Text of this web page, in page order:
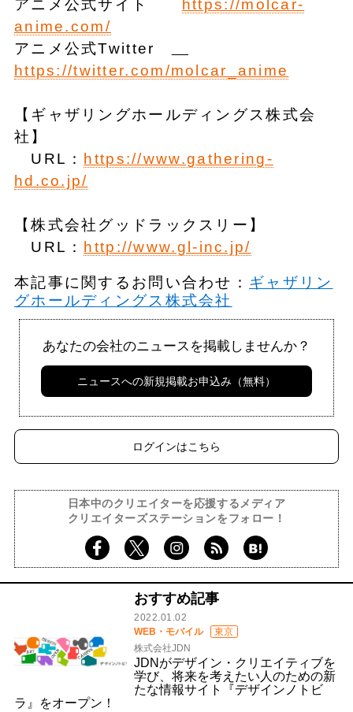
アニメ公式サイト
https://molcar-
anime.com/
アニメ公式Twitter
https://twitter.com/molcar_anime
【ギャザリングホールディングス株式会
社】
URL： https://www.gathering-
hd.co.jp/
【株式会社グッドラックスリー】
URL： http://www.gl-inc.jp/
本記事に関するお問い合わせ： ギャザリン
グホールディングス株式会社
あなたの会社のニュースを掲載しませんか？
ニュースへの新規掲載お申込み（無料）
ログインはこちら
日本中のクリエイターを応援するメディア
クリエイターズステーションをフォロー！
おすすめ記事
2022.01.02
WEB・モバイル
東京
株式会社JDN
JDNがデザイン・クリエイティブを
学び、将来を考えたい人のための新
たな情報サイト『デザインノトビ
ラ』をオープン！